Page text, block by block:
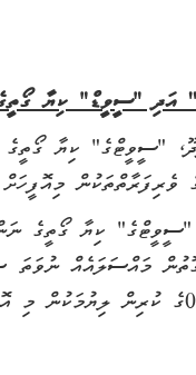
އަދި "ސީވީޑް" ކިޔާ
ކިޔާ ގޯތީގެ
ވެރިފަރާތްތަކުން
ކިޔާ ގޯތީގެ ނަން